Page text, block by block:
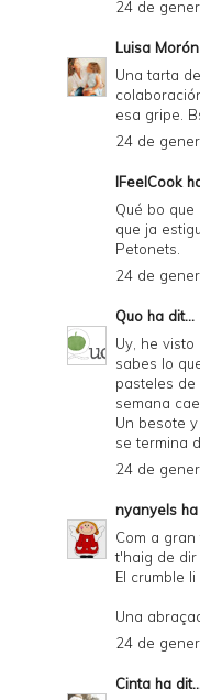
24 de
Luisa Morón
Una tarta
esa gripe.
24 de
IFeelCook
Qué bo que
que ja
Petonets.
24 de
Quo ha dit...
Uy, he visto
sabes lo
pasteles de
semana
Un besote
se termina
24 de
nyanyels
Com a
t'haig de dir
El crumble
Una
24 de
Cinta ha